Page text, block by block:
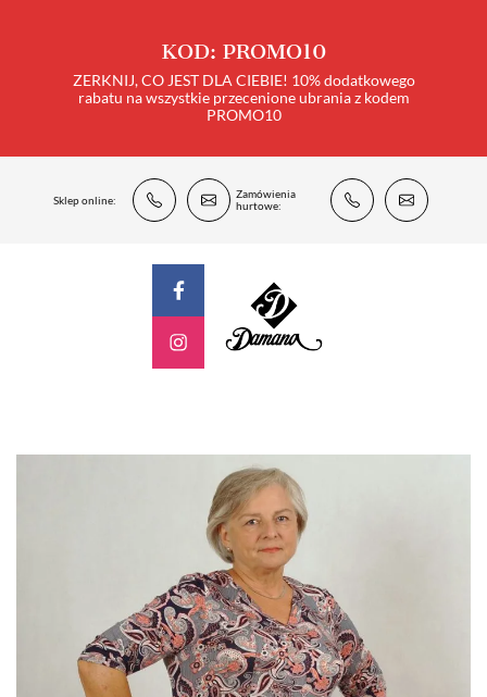
KOD: PROMO10
ZERKNIJ, CO JEST DLA CIEBIE! 10% dodatkowego
rabatu na wszystkie przecenione ubrania z kodem
PROMO10
Sklep online:
Zamówienia
hurtowe: